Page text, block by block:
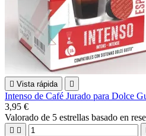
 Vista rápida 
Intenso de Café Jurado para Dolce
3,95 €
Valorado de 5 estrellas basado en
 